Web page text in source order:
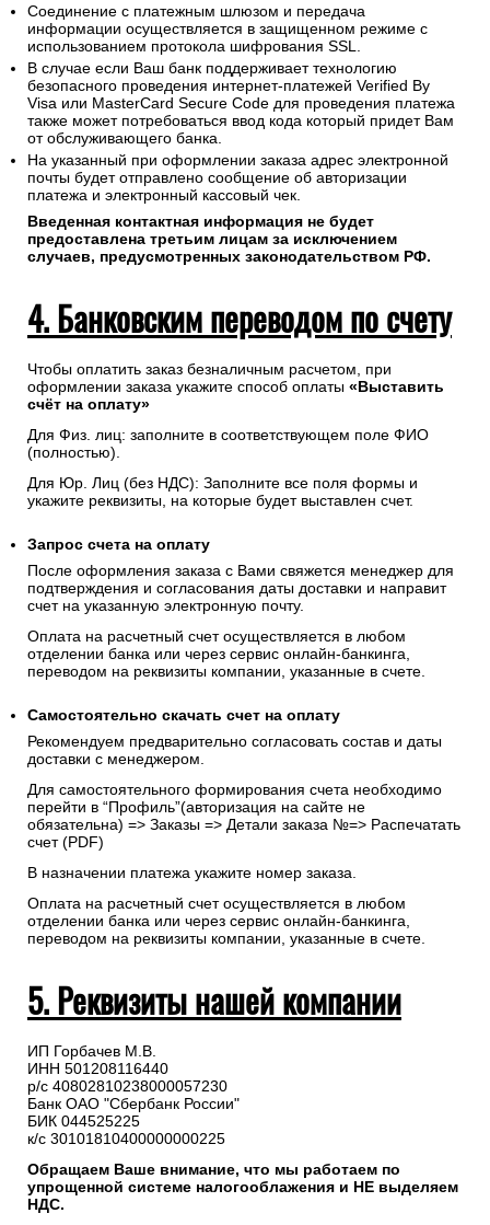
Соединение с платежным шлюзом и передача
информации осуществляется в защищенном режиме с
использованием протокола шифрования SSL.
В случае если Ваш банк поддерживает технологию
безопасного проведения интернет-платежей Verified By
Visa или MasterCard Secure Code для проведения платежа
также может потребоваться ввод кода который придет Вам
от обслуживающего банка.
На указанный при оформлении заказа адрес электронной
почты будет отправлено сообщение об авторизации
платежа и электронный кассовый чек.
Введенная контактная информация не будет
предоставлена третьим лицам за исключением
случаев, предусмотренных законодательством РФ.
4. Банковским переводом по счету
Чтобы оплатить заказ безналичным расчетом, при
оформлении заказа укажите способ оплаты «Выставить
счёт на оплату»
Для Физ. лиц: заполните в соответствующем поле ФИО
(полностью).
Для Юр. Лиц (без НДС): Заполните все поля формы и
укажите реквизиты, на которые будет выставлен счет.
Запрос счета на оплату
После оформления заказа с Вами свяжется менеджер для
подтверждения и согласования даты доставки и направит
счет на указанную электронную почту.
Оплата на расчетный счет осуществляется в любом
отделении банка или через сервис онлайн-банкинга,
переводом на реквизиты компании, указанные в счете.
Самостоятельно скачать счет на оплату
Рекомендуем предварительно согласовать состав и даты
доставки с менеджером.
Для самостоятельного формирования счета необходимо
перейти в “Профиль”(авторизация на сайте не
обязательна) => Заказы => Детали заказа №=> Распечатать
счет (PDF)
В назначении платежа укажите номер заказа.
Оплата на расчетный счет осуществляется в любом
отделении банка или через сервис онлайн-банкинга,
переводом на реквизиты компании, указанные в счете.
5. Реквизиты нашей компании
ИП Горбачев М.В.
ИНН 501208116440
р/с 40802810238000057230
Банк ОАО "Сбербанк России"
БИК 044525225
к/с 30101810400000000225
Обращаем Ваше внимание, что мы работаем по
упрощенной системе налогооблажения и НЕ выделяем
НДС.